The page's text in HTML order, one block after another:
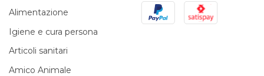
Alimentazione
Igiene e cura persona
Articoli sanitari
Amico Animale
PayPal Satispay